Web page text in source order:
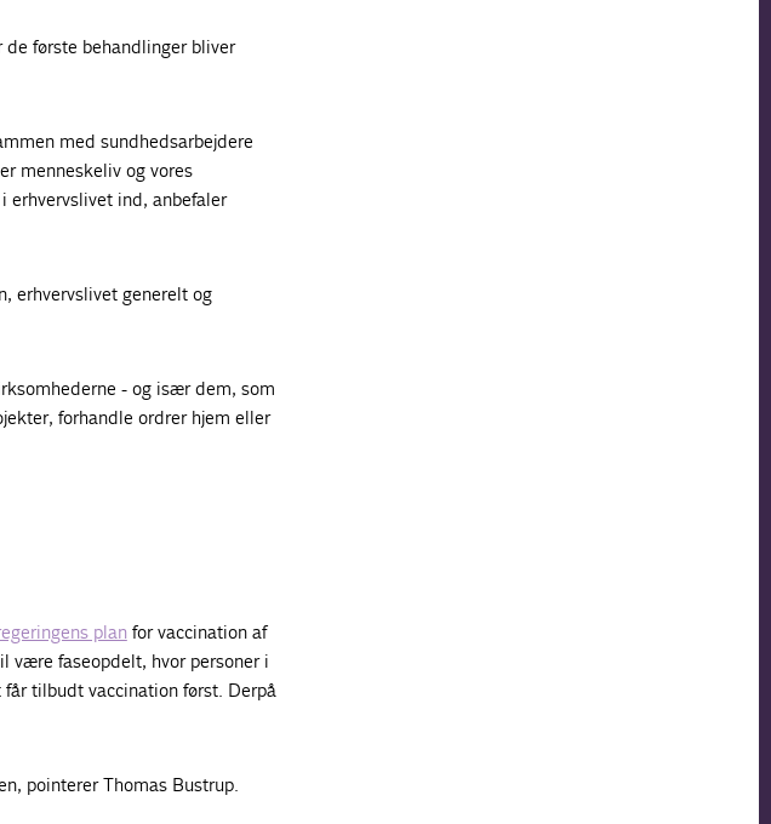
de første behandlinger bliver
med sundhedsarbejdere
menneskeliv og vores
erhvervslivet ind, anbefaler
erhvervslivet generelt og
- og især dem, som
forhandle ordrer hjem eller
planfor vaccination af
være faseopdelt, hvor personer i
tilbudt vaccination først. Derpå
pointerer Thomas Bustrup.